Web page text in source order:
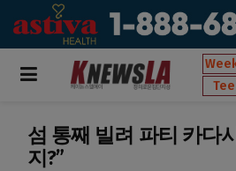
섬 통째 빌려 파티 카다
지?”